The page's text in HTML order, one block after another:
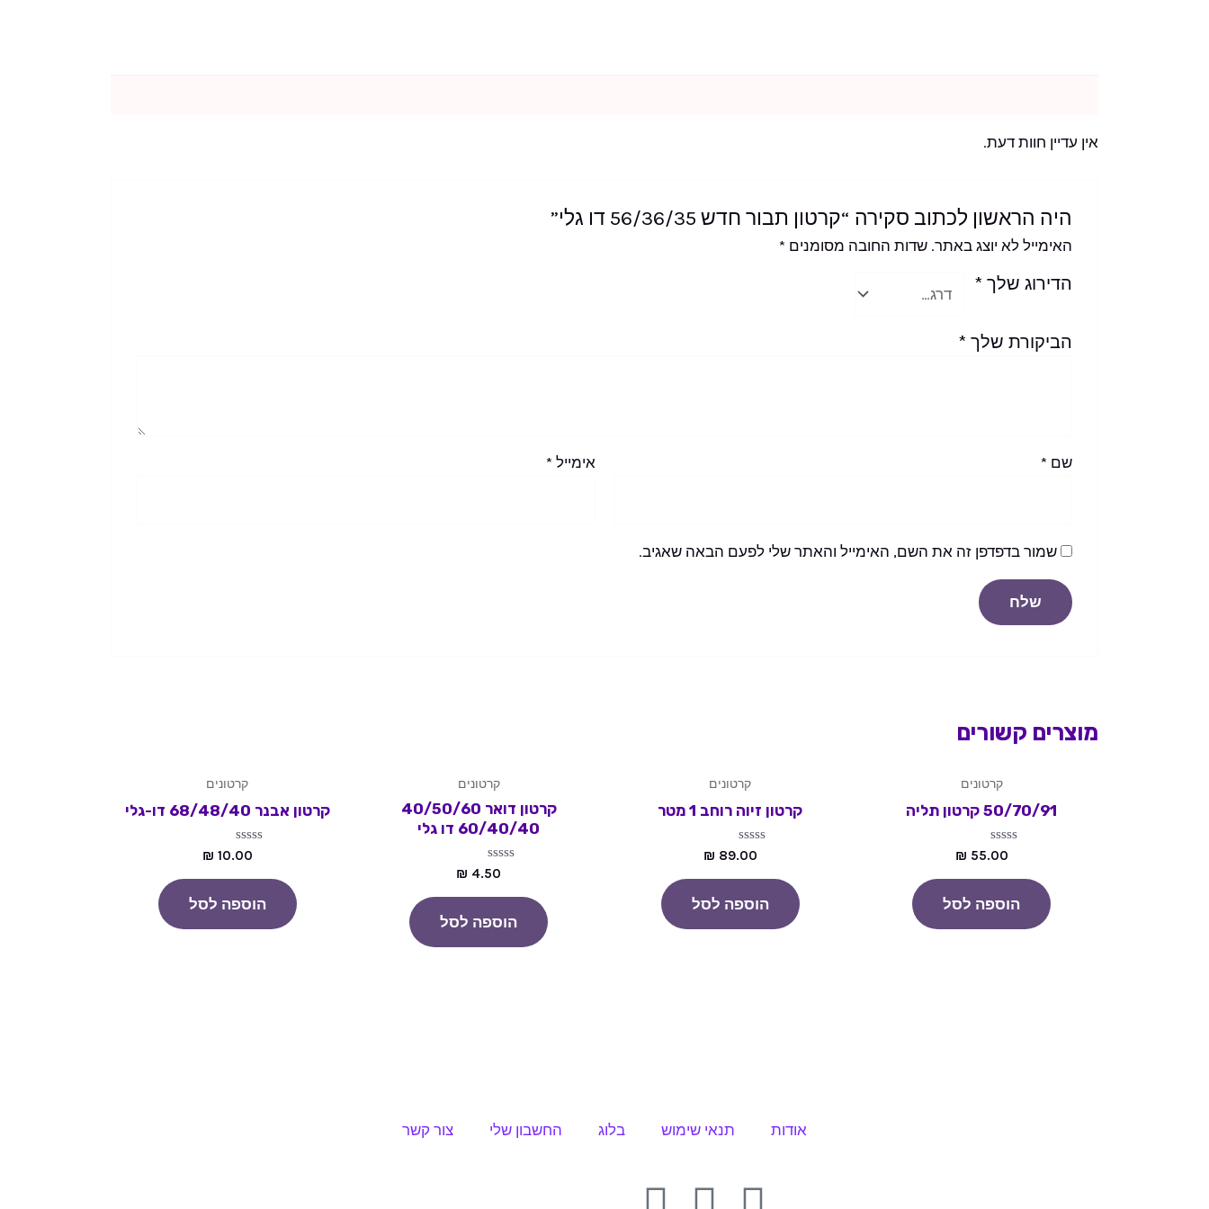
אין עדיין חוות דעת.
היה הראשון לכתוב סקירה “קרטון תבור חדש 56/36/35 דו גלי”
האימייל לא יוצג באתר. שדות החובה מסומנים *
הדירוג שלך *
הביקורת שלך *
שם * אימייל *
שמור בדפדפן זה את השם, האימייל והאתר שלי לפעם הבאה שאגיב.
מוצרים קשורים
קרטונים
50/70/91 קרטון תליה
דורג
מתוך
₪ 55.00
הוספה לסל
קרטונים
קרטון זיוה רוחב 1 מטר
דורג
מתוך
₪ 89.00
הוספה לסל
קרטונים
קרטון דואר 40/50/60
60/40/40 דו גלי
דורג
מתוך
₪ 4.50
הוספה לסל
קרטונים
קרטון אבנר 68/48/40 דו-גלי
דורג
מתוך
₪ 10.00
הוספה לסל
אודות תנאי שימוש בלוג החשבון שלי צור קשר